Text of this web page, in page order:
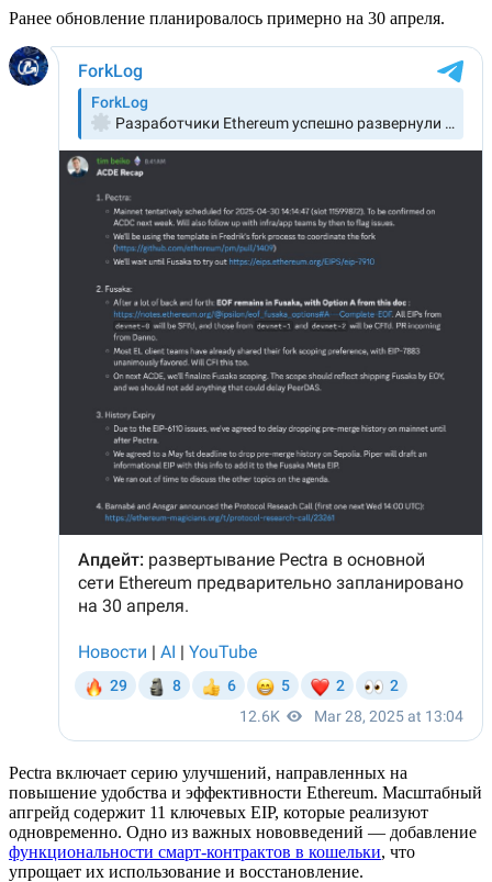
Ранее обновление планировалось примерно на 30 апреля.
Pectra включает серию улучшений, направленных на
повышение удобства и эффективности Ethereum. Масштабный
апгрейд содержит 11 ключевых EIP, которые реализуют
одновременно. Одно из важных нововведений — добавление
функциональности смарт-контрактов в кошельки, что
упрощает их использование и восстановление.